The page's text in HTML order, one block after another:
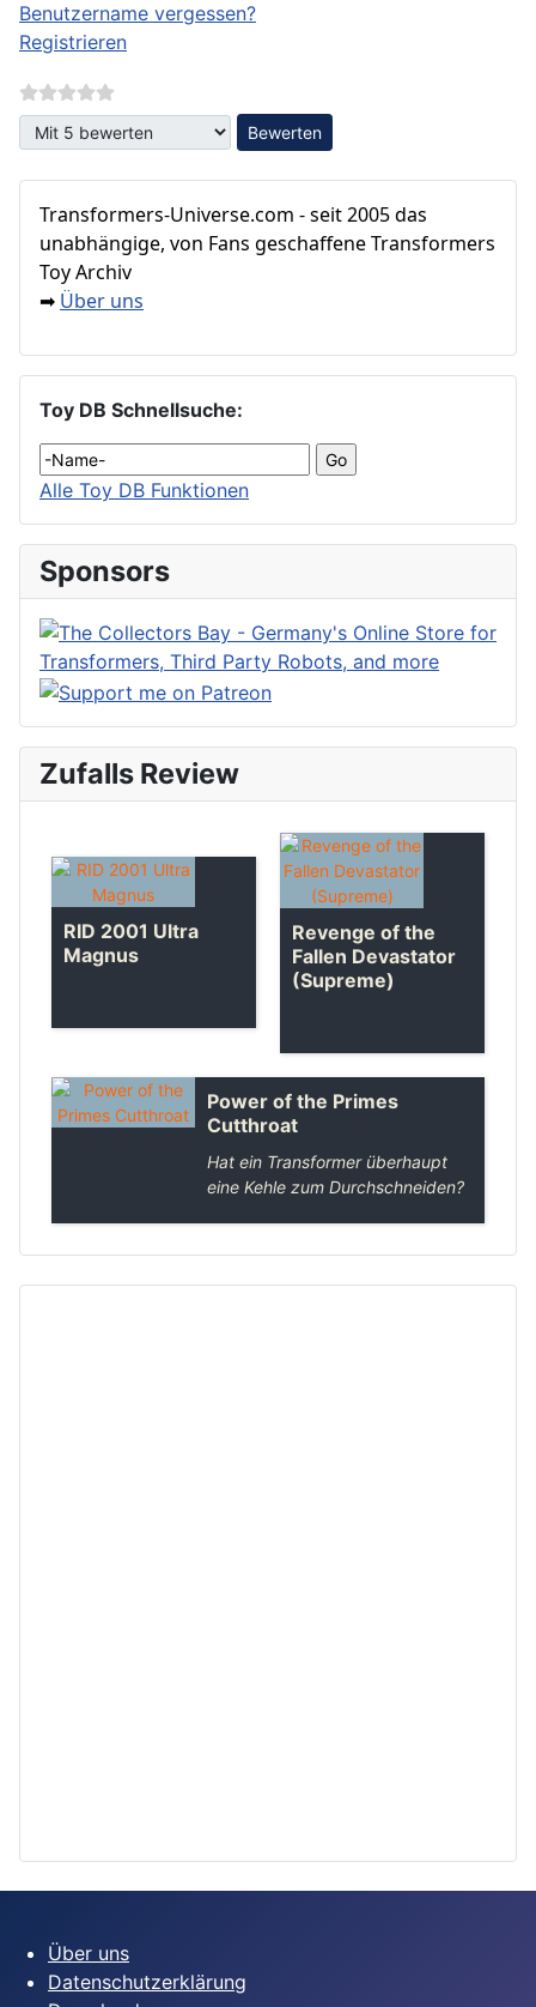
Benutzername vergessen?
Registrieren
Bitte bewerten
Transformers‑Universe.com - seit 2005 das
unabhängige, von Fans geschaffene Transformers
Toy Archiv
➡ Über uns
Toy DB Schnellsuche:
Alle Toy DB Funktionen
Sponsors
Zufalls Review
RID 2001 Ultra
Magnus
Revenge of the
Fallen Devastator
(Supreme)
Power of the Primes
Cutthroat
Hat ein Transformer überhaupt
eine Kehle zum Durchschneiden?
Über uns
Datenschutzerklärung